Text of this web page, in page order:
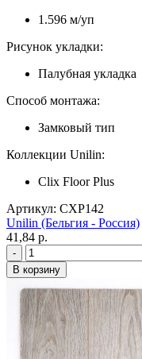
1.596 м/уп
Рисунок укладки:
Палубная укладка
Способ монтажа:
Замковый тип
Коллекции Unilin:
Clix Floor Plus
Артикул: CXP142
Unilin (Бельгия - Россия)
41,84 p.